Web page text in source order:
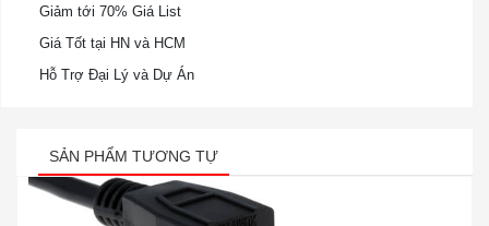
Giảm tới 70% Giá List
Giá Tốt tại HN và HCM
Hỗ Trợ Đại Lý và Dự Án
SẢN PHẨM TƯƠNG TỰ